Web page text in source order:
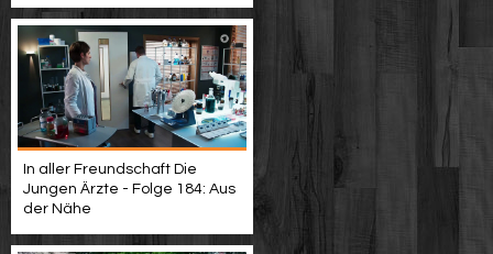
In aller Freundschaft Die
Jungen Ärzte - Folge 184: Aus
der Nähe